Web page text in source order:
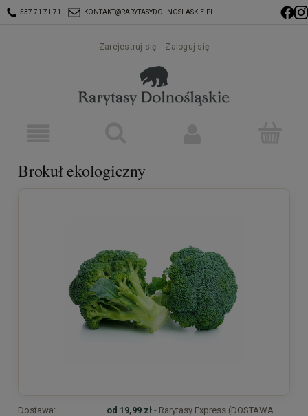
537 71 71 71 KONTAKT@RARYTASYDOLNOSLASKIE.PL
Zarejestruj się Zaloguj się
Brokuł ekologiczny
Dostawa: od 19,99 zł - Rarytasy Express (DOSTAWA